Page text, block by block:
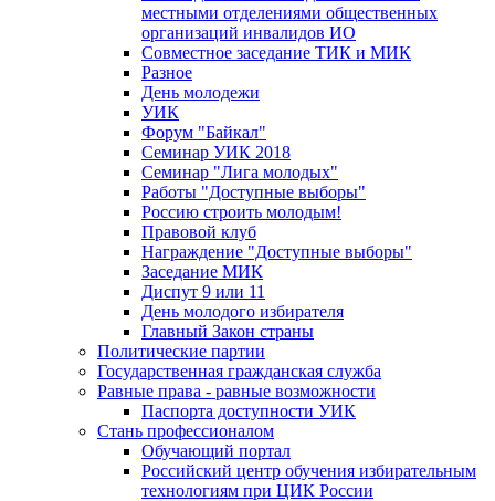
местными отделениями общественных
организаций инвалидов ИО
Совместное заседание ТИК и МИК
Разное
День молодежи
УИК
Форум "Байкал"
Семинар УИК 2018
Семинар "Лига молодых"
Работы "Доступные выборы"
Россию строить молодым!
Правовой клуб
Награждение "Доступные выборы"
Заседание МИК
Диспут 9 или 11
День молодого избирателя
Главный Закон страны
Политические партии
Государственная гражданская служба
Равные права - равные возможности
Паспорта доступности УИК
Стань профессионалом
Обучающий портал
Российский центр обучения избирательным
технологиям при ЦИК России